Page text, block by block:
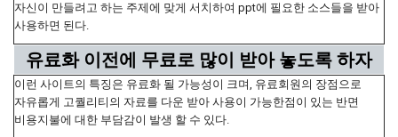
자신이 만들려고 하는 주제에 맞게 서치하여 ppt에 필요한 소스들을 받아
사용하면 된다.
유료화 이전에 무료로 많이 받아 놓도록 하자
이런 사이트의 특징은 유료화 될 가능성이 크며, 유료회원의 장점으로
자유롭게 고퀄리티의 자료를 다운 받아 사용이 가능한점이 있는 반면
비용지불에 대한 부담감이 발생 할 수 있다.